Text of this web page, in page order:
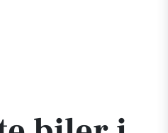
op til 729.700 kr!